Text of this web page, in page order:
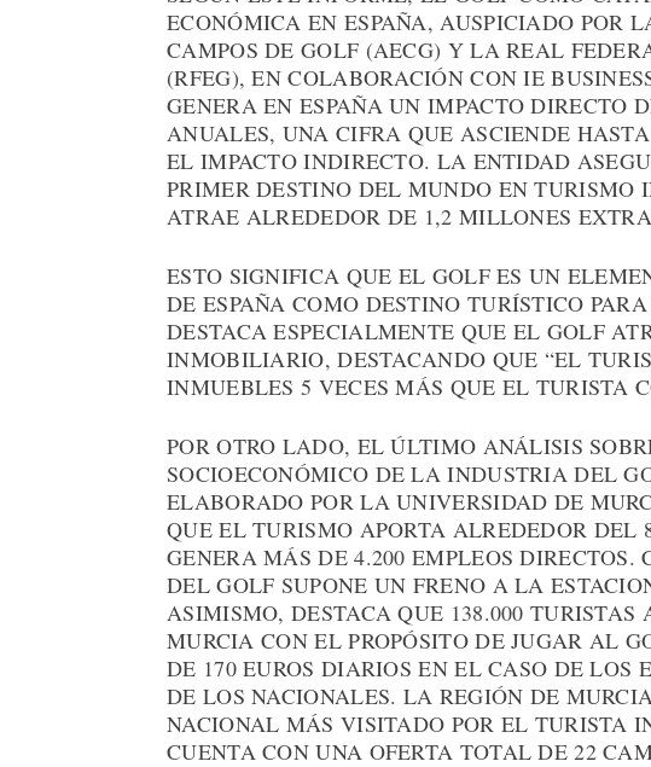
ECONÓMICA EN ESPAÑA, AUSPICIADO POR
CAMPOS DE GOLF (AECG) Y LA REAL
(RFEG), EN COLABORACIÓN CON IE
GENERA EN ESPAÑA UN IMPACTO DIRECTO
ANUALES, UNA CIFRA QUE ASCIENDE
EL IMPACTO INDIRECTO. LA ENTIDAD
PRIMER DESTINO DEL MUNDO EN TURISMO
ATRAE ALREDEDOR DE 1,2 MILLONES
ESTO SIGNIFICA QUE EL GOLF ES UN
DE ESPAÑA COMO DESTINO TURÍSTICO
DESTACA ESPECIALMENTE QUE EL GOLF
INMOBILIARIO, DESTACANDO QUE “EL
INMUEBLES 5 VECES MÁS QUE EL TURISTA
POR OTRO LADO, EL ÚLTIMO ANÁLISIS
SOCIOECONÓMICO DE LA INDUSTRIA DEL
ELABORADO POR LA UNIVERSIDAD DE
QUE EL TURISMO APORTA ALREDEDOR
GENERA MÁS DE 4.200 EMPLEOS
DEL GOLF SUPONE UN FRENO A LA
ASIMISMO, DESTACA QUE 138.000
MURCIA CON EL PROPÓSITO DE JUGAR AL
DE 170 EUROS DIARIOS EN EL CASO DE LOS
DE LOS NACIONALES. LA REGIÓN DE
NACIONAL MÁS VISITADO POR EL TURISTA
CUENTA CON UNA OFERTA TOTAL DE 22